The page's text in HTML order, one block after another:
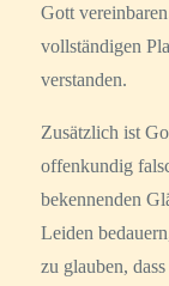
Gott
vollständigen
verstanden.
Zusätzlich ist
offenkundig
bekennenden
Leiden
zu glauben,